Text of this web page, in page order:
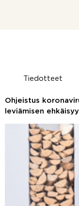
Tiedotteet
Ohjeistus
leviämisen